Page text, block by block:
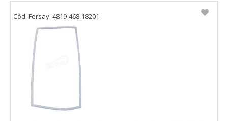
Cód. Fersay: 4819-468-18201